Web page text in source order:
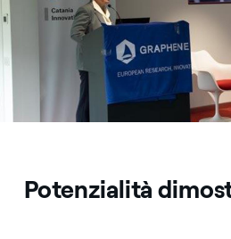
Potenzialità